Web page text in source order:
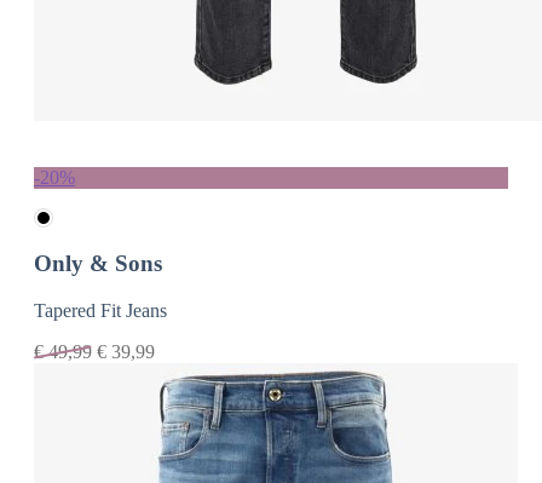
-20%
Only & Sons
Tapered Fit Jeans
€49,99 € 39,99